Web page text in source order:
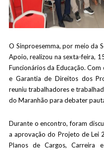
O Sinproesemma, por meio da
Apoio, realizou na sexta-feira,
Funcionários da Educação.
e Garantia de Direitos dos
reuniu trabalhadores e
do Maranhão para debater
Durante o encontro, foram
a aprovação do Projeto de Lei
Planos de Cargos, Carreira